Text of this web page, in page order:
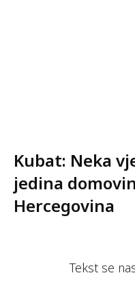
Kubat: Neka
jedina
Hercegovina
Tekst se